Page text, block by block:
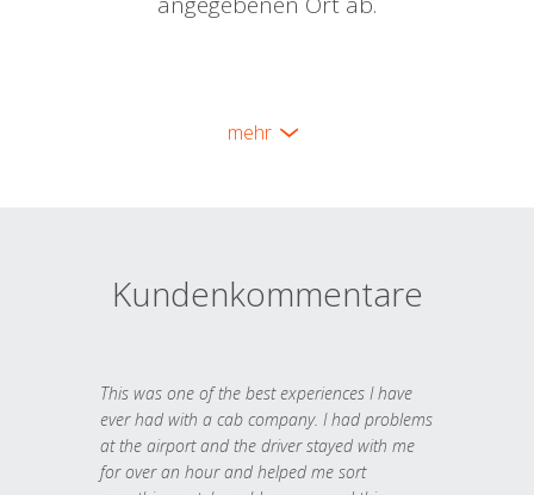
mehr
Kundenkommentare
This was one of the best experiences I have
ever had with a cab company. I had problems
at the airport and the driver stayed with me
for over an hour and helped me sort